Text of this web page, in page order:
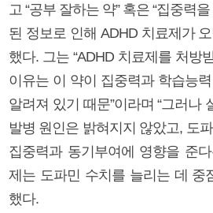
고 “공부 잘하는 약” 혹은 “집중력
된 정보로 인해 ADHD 치료제가
했다. 그는 “ADHD 치료제를 처방
이유는 이 약이 집중력과 학습능
알려져 있기 때문”이라며 “그러나
발병 원인은 밝혀지지 않았고, 도
집중력과 동기부여에 영향을 준
제는 도파민 수치를 늘리는 데 중
했다.